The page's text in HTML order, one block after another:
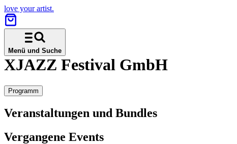
love your artist.
Menü und Suche
XJAZZ Festival GmbH
Programm
Veranstaltungen und Bundles
Vergangene Events